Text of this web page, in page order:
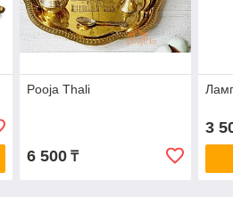
Pooja Thali
6 500₸
3